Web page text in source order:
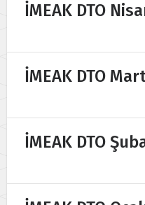
İMEAK DTO
İMEAK DTO
İMEAK DTO